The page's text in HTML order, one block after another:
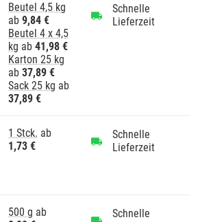
Beutel 4,5 kg
ab 9,84 €
Beutel 4 x 4,5
kg ab 41,98 €
Karton 25 kg
ab 37,89 €
Sack 25 kg ab
37,89 €
Schnelle
Lieferzeit
1 Stck. ab
1,73 €
Schnelle
Lieferzeit
500 g ab
Schnelle